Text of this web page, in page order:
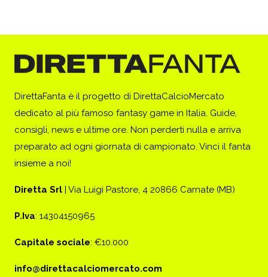
DirettaFanta è il progetto di DirettaCalcioMercato
dedicato al più famoso fantasy game in Italia. Guide,
consigli, news e ultime ore. Non perderti nulla e arriva
preparato ad ogni giornata di campionato. Vinci il fanta
insieme a noi!
Diretta Srl | Via Luigi Pastore, 4 20866 Carnate (MB)
P.Iva: 14304150965
Capitale sociale: €10.000
info@direttacalciomercato.com